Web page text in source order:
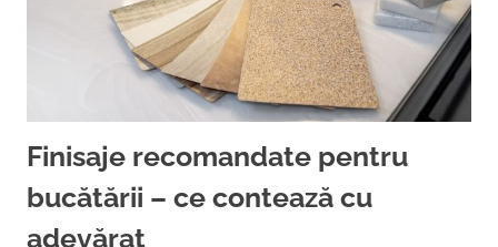
Finisaje recomandate pentru
bucătării – ce contează cu
adevărat